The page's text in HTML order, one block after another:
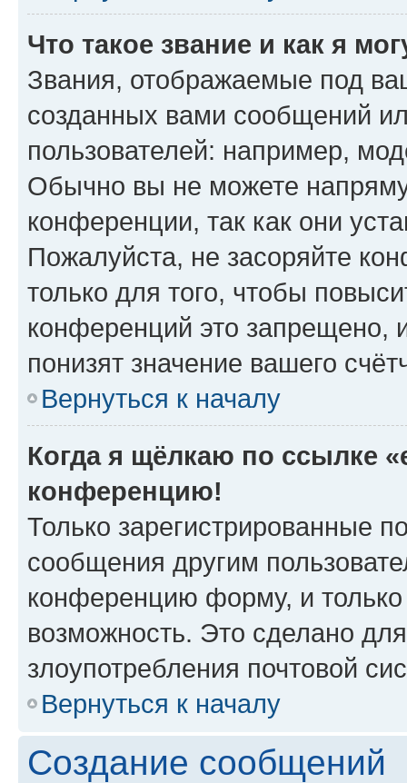
Что такое звание и как я
Звания, отображаемые под
созданных вами сообщений
пользователей: например,
Обычно вы не можете
конференции, так как они
Пожалуйста, не засоряйте
только для того, чтобы
конференций это запрещено,
понизят значение вашего
Вернуться к началу
Когда я щёлкаю по ссылке
конференцию!
Только зарегистрированные
сообщения другим
конференцию форму, и
возможность. Это сделано
злоупотребления почтовой
Вернуться к началу
Создание сообщений